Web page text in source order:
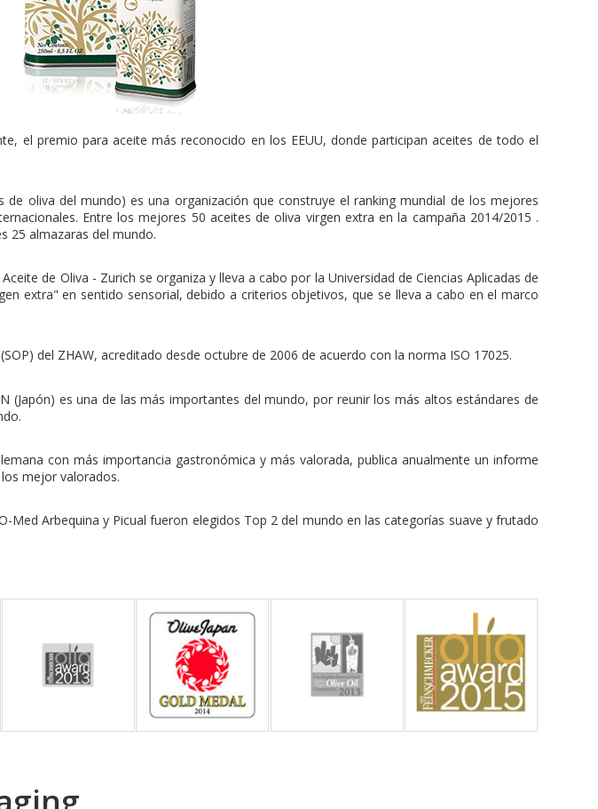
el premio para aceite más reconocido en los EEUU, donde participan aceites de todo el
de oliva del mundo) es una organización que construye el ranking mundial de los mejores
Entre los mejores 50 aceites de oliva virgen extra en la campaña 2014/2015 .
25 almazaras del mundo.
de Oliva - Zurich se organiza y lleva a cabo por la Universidad de Ciencias Aplicadas de
extra" en sentido sensorial, debido a criterios objetivos, que se lleva a cabo en el marco
del ZHAW, acreditado desde octubre de 2006 de acuerdo con la norma ISO 17025.
(Japón) es una de las más importantes del mundo, por reunir los más altos estándares de
con más importancia gastronómica y más valorada, publica anualmente un informe
mejor valorados.
Arbequina y Picual fueron elegidos Top 2 del mundo en las categorías suave y frutado